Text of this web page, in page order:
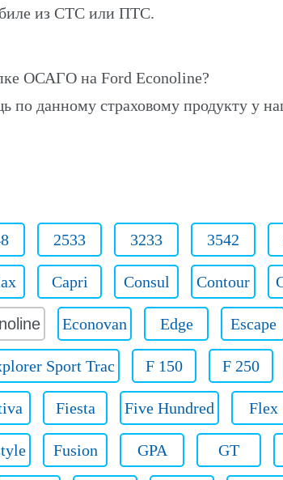
из СТС или ПТС.
ОСАГО на Ford Econoline?
данному страховому продукту у
2533 3233 3542
Capri Consul Contour
Econovan Edge Escape
Sport Trac F 150 F 250
Fiesta Five Hundred Flex
Fusion GPA GT